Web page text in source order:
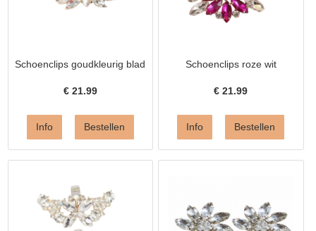
Schoenclips goudkleurig blad
€ 21.99
Schoenclips roze wit
€21.99